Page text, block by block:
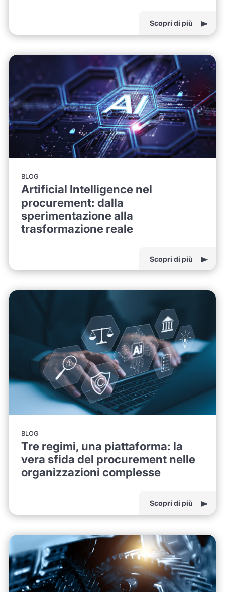
Scopri di più
BLOG
Artificial Intelligence nel
procurement: dalla
sperimentazione alla
trasformazione reale
Scopri di più
BLOG
Tre regimi, una piattaforma: la
vera sfida del procurement nelle
organizzazioni complesse
Scopri di più